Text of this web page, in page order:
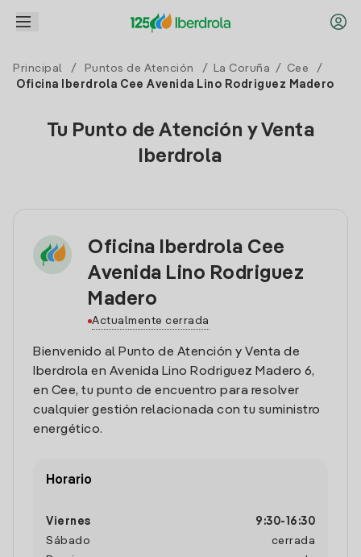
Principal / Puntos de Atención / La Coruña / Cee
/
Oficina Iberdrola Cee Avenida Lino Rodriguez Madero
Tu Punto de Atención y Venta
Iberdrola
Oficina Iberdrola Cee
Avenida Lino Rodriguez
Madero
Actualmente cerrada
Bienvenido al Punto de Atención y Venta de
Iberdrola en Avenida Lino Rodriguez Madero 6,
en Cee, tu punto de encuentro para resolver
cualquier gestión relacionada con tu suministro
energético.
Horario
Viernes 9:30- 16:30
Sábado
cerrada